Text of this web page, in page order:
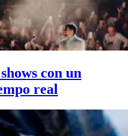
con un
real